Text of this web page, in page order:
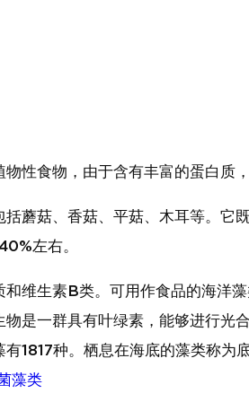
性食物，由于含有丰富的蛋白质
蘑菇、香菇、平菇、木耳等。它
左右。
维生素B类。可用作食品的海洋
是一群具有叶绿素，能够进行
1817种。栖息在海底的藻类称
藻类